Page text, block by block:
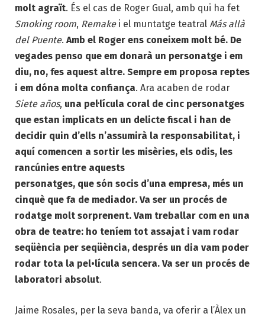
molt agraït. És el cas de Roger Gual, amb qui ha fet
Smoking room, Remakei el muntatge teatral Más allà
del Puente. Amb el Roger ens coneixem molt bé. De
vegades penso que em donarà un personatge i em
diu, no, fes aquest altre. Sempre em proposa reptes
i em dóna molta confiança. Ara acaben de rodar
Siete años, una pel·lícula coral de cinc personatges
que estan implicats en un delicte fiscal i han de
decidir quin d’ells n’assumirà la responsabilitat, i
aquí comencen a sortir les misèries, els odis, les
rancúnies entre aquests
personatges, que són socis d’una empresa, més un
cinquè que fa de mediador. Va ser un procés de
rodatge molt sorprenent. Vam treballar com en una
obra de teatre: ho teníem tot assajat i vam rodar
seqüència per seqüència, després un dia vam poder
rodar tota la pel•lícula sencera. Va ser un procés de
laboratori absolut.
Jaime Rosales, per la seva banda, va oferir a l’Àlex un